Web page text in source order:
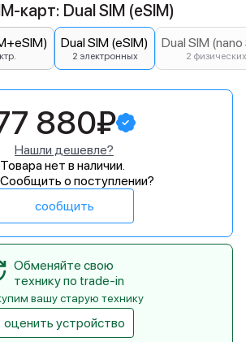
карт: Dual SIM (eSIM)
Dual SIM (eSIM)
2 электронных
Dual SIM
2 физических
880₽
Нашли дешевле?
Товара нет в наличии.
Сообщить о поступлении?
сообщить
Обменяйте свою
технику по trade-in
вашу старую технику
оценить устройство